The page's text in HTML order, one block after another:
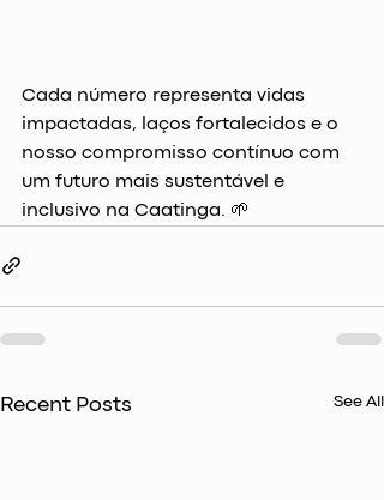
Cada número representa vidas
impactadas, laços fortalecidos e o
nosso compromisso contínuo com
um futuro mais sustentável e
inclusivo na Caatinga. 🌱
Recent Posts See All